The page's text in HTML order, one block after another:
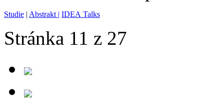
Studie | Abstrakt | IDEA Talks
Stránka 11 z 27